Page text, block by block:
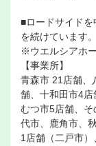
■ロードサイド
を続けています。
※ウエルシアホ
【事業所】
青森市 21店舗、
舗、十和田市4
むつ市5店舗、
代市、鹿角市、
1店舗（二戸市）